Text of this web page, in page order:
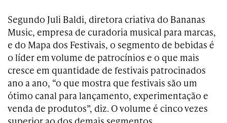
Segundo Juli Baldi, diretora criativa do Bananas
Music, empresa de curadoria musical para marcas,
e do Mapa dos Festivais, o segmento de bebidas é
o líder em volume de patrocínios e o que mais
cresce em quantidade de festivais patrocinados
ano a ano, “o que mostra que festivais são um
ótimo canal para lançamento, experimentação e
venda de produtos”, diz. O volume é cinco vezes